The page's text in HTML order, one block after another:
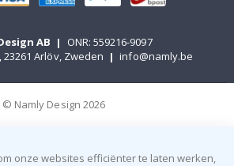
AB |
ONR: 559216-9097
Arlöv, Zweden | info@namly.be
© Namly Design 2026
onze websites efficiënter te laten werken,